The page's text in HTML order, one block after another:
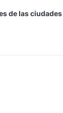
de las